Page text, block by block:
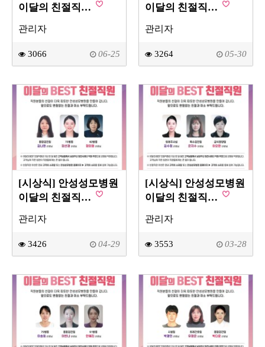
이달의 친절직…
관리자
3066 06-25
이달의 친절직…
관리자
3264 05-30
[시상식] 안성성모병원
이달의 친절직…
관리자
3426 04-29
[시상식] 안성성모병원
이달의 친절직…
관리자
3553 03-28